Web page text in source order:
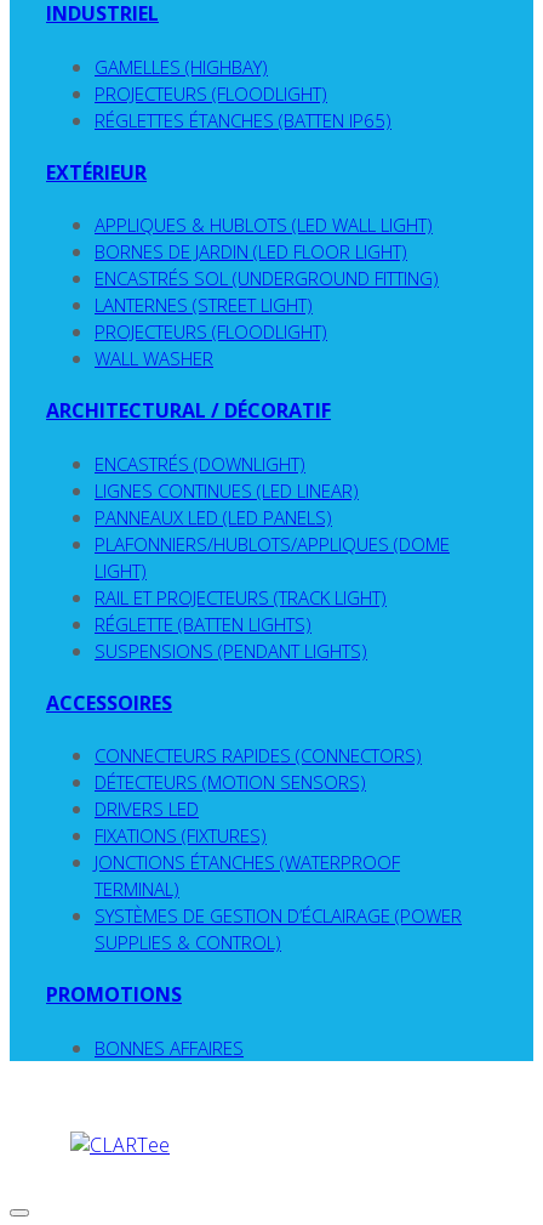
INDUSTRIEL
GAMELLES (HIGHBAY)
PROJECTEURS (FLOODLIGHT)
RÉGLETTES ÉTANCHES (BATTEN IP65)
EXTÉRIEUR
APPLIQUES & HUBLOTS (LED WALL LIGHT)
BORNES DE JARDIN (LED FLOOR LIGHT)
ENCASTRÉS SOL (UNDERGROUND FITTING)
LANTERNES (STREET LIGHT)
PROJECTEURS (FLOODLIGHT)
WALL WASHER
ARCHITECTURAL / DÉCORATIF
ENCASTRÉS (DOWNLIGHT)
LIGNES CONTINUES (LED LINEAR)
PANNEAUX LED (LED PANELS)
PLAFONNIERS/HUBLOTS/APPLIQUES (DOME
LIGHT)
RAIL ET PROJECTEURS (TRACK LIGHT)
RÉGLETTE (BATTEN LIGHTS)
SUSPENSIONS (PENDANT LIGHTS)
ACCESSOIRES
CONNECTEURS RAPIDES (CONNECTORS)
DÉTECTEURS (MOTION SENSORS)
DRIVERS LED
FIXATIONS (FIXTURES)
JONCTIONS ÉTANCHES (WATERPROOF
TERMINAL)
SYSTÈMES DE GESTION D’ÉCLAIRAGE (POWER
SUPPLIES & CONTROL)
PROMOTIONS
BONNES AFFAIRES